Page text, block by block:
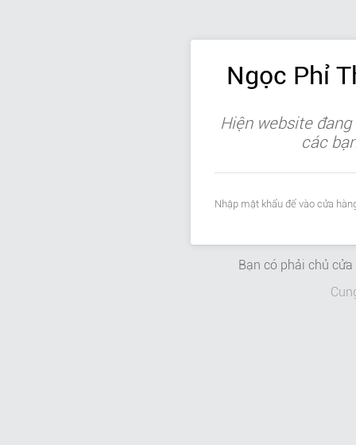
Ngọc Phỉ
Hiện website
các
Nhập mật khẩu để vào cửa
Bạn có phải chủ